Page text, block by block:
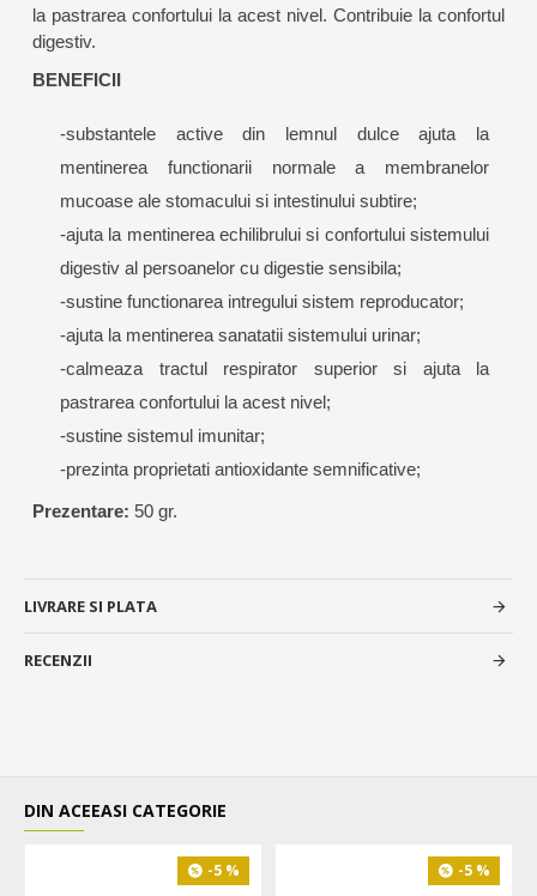
la pastrarea confortului la acest nivel. Contribuie la confortul
digestiv.
BENEFICII
-substantele active din lemnul dulce ajuta la
mentinerea functionarii normale a membranelor
mucoase ale stomacului si intestinului subtire;
-ajuta la mentinerea echilibrului si confortului sistemului
digestiv al persoanelor cu digestie sensibila;
-sustine functionarea intregului sistem reproducator;
-ajuta la mentinerea sanatatii sistemului urinar;
-calmeaza tractul respirator superior si ajuta la
pastrarea confortului la acest nivel;
-sustine sistemul imunitar;
-prezinta proprietati antioxidante semnificative;
Prezentare: 50 gr.
LIVRARE SI PLATA
RECENZII
DIN ACEEASI CATEGORIE
-5 % -5 %